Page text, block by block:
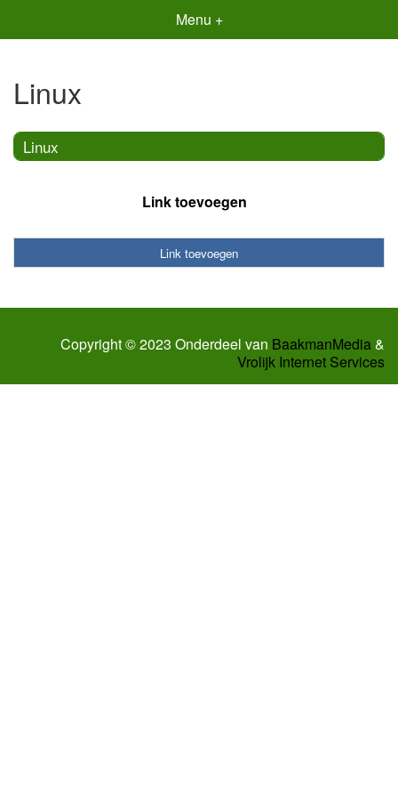
Menu +
Linux
Linux
Link toevoegen
Link toevoegen
Copyright © 2023 Onderdeel van BaakmanMedia&
Vrolijk Internet Services